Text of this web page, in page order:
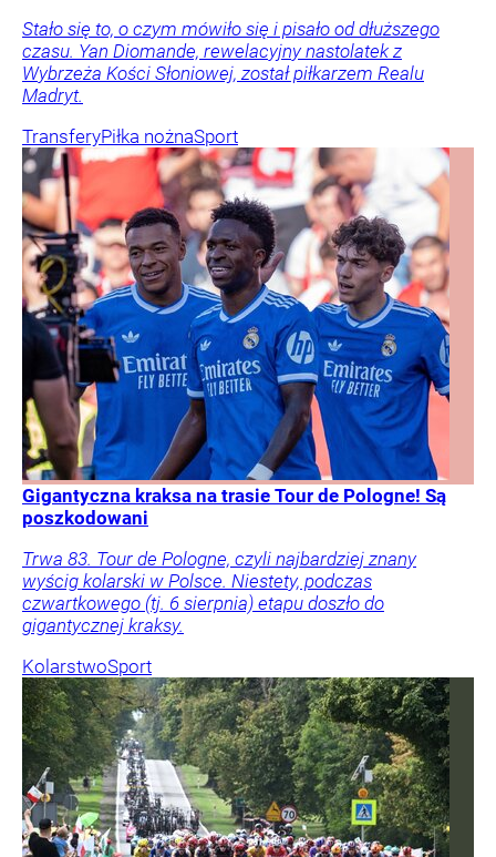
Stało się to, o czym mówiło się i pisało od dłuższego
czasu. Yan Diomande, rewelacyjny nastolatek z
Wybrzeża Kości Słoniowej, został piłkarzem Realu
Madryt.
TransferyPiłka nożnaSport
Gigantyczna kraksa na trasie Tour de Pologne! Są
poszkodowani
Trwa 83. Tour de Pologne, czyli najbardziej znany
wyścig kolarski w Polsce. Niestety, podczas
czwartkowego (tj. 6 sierpnia) etapu doszło do
gigantycznej kraksy.
KolarstwoSport